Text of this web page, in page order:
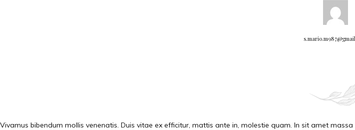
Vivamus bibendum mollis venenatis. Duis vitae ex efficitur, mattis ante in, molestie quam. In sit amet